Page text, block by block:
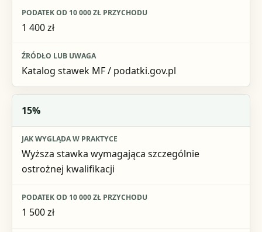
1 400 zł
Katalog stawek MF / podatki.gov.pl
15%
Wyższa stawka wymagająca szczególnie
ostrożnej kwalifikacji
1 500 zł